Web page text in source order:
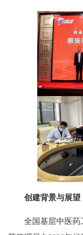
创建背景与展望
全国基层中医药